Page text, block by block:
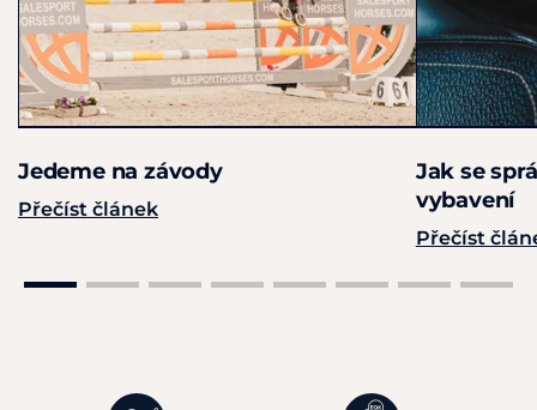
Jedeme na závody
Přečíst článek
Jak se
vybavení
Přečíst